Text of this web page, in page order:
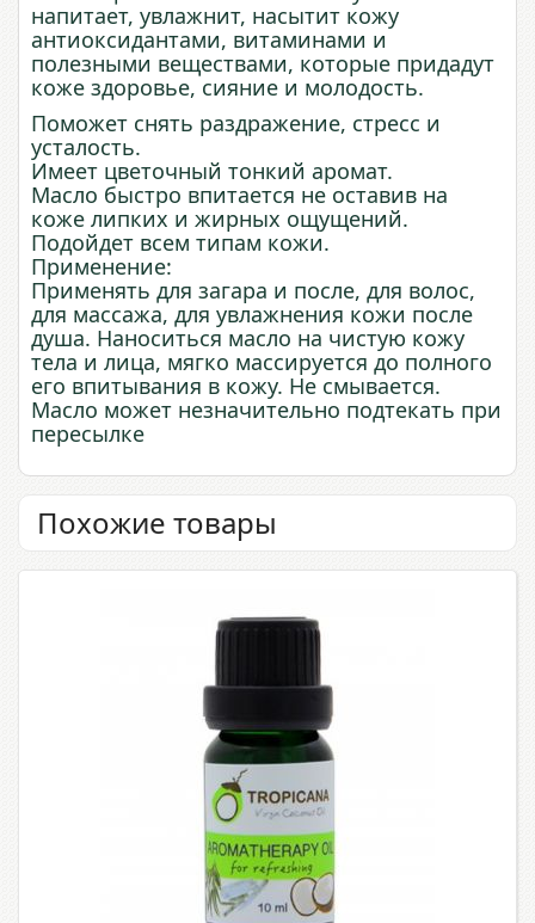
напитает, увлажнит, насытит кожу
антиоксидантами, витаминами и
полезными веществами, которые придадут
коже здоровье, сияние и молодость.
Поможет снять раздражение, стресс и
усталость.
Имеет цветочный тонкий аромат.
Масло быстро впитается не оставив на
коже липких и жирных ощущений.
Подойдет всем типам кожи.
Применение:
Применять для загара и после, для волос,
для массажа, для увлажнения кожи после
душа. Наноситься масло на чистую кожу
тела и лица, мягко массируется до полного
его впитывания в кожу. Не смывается.
Масло может незначительно подтекать при
пересылке
Похожие товары